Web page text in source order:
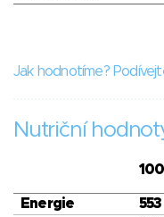
Jak hodnotíme?
Nutriční
Energie 553